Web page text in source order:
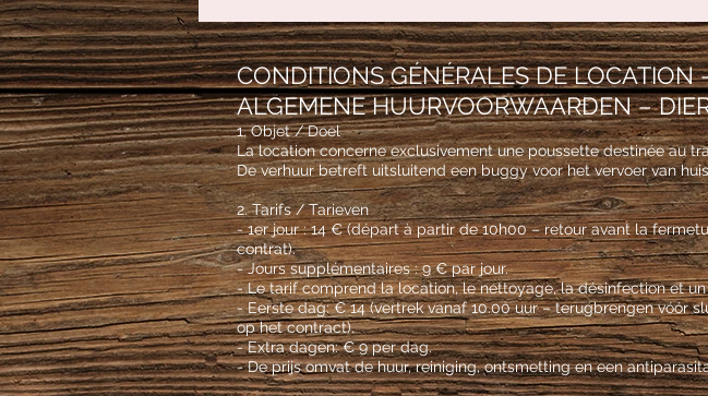
CONDITIONS GÉNÉRALES DE
ALGEMENE HUURVOORWAARDEN –
1. Objet / Doel
La location concerne exclusivement une poussette destinée au
De verhuur betreft uitsluitend een buggy voor het vervoer van
2. Tarifs / Tarieven
- 1er jour : 14 € (départ à partir de 10h00 – retour avant la
contrat).
- Jours supplémentaires : 9 € par jour.
- Le tarif comprend la location, le nettoyage, la désinfection et
- Eerste dag: € 14 (vertrek vanaf 10.00 uur – terugbrengen vóór
op het contract).
- Extra dagen: € 9 per dag.
- De prijs omvat de huur, reiniging, ontsmetting en een